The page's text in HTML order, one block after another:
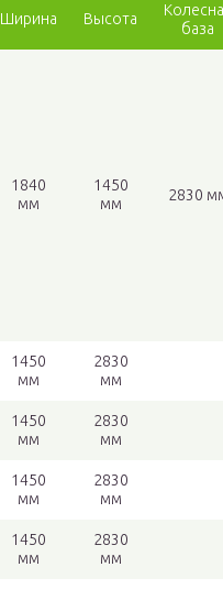
Ширина Высота
база
1840
мм
1450
мм
2830
1450
мм
2830
мм
1450
мм
2830
мм
1450
мм
2830
мм
1450
мм
2830
мм